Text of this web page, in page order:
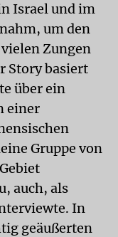
Israel und im
um den
Zungen
Story basiert
über ein
einer
Gruppe von
auch, als
In
geäußerten